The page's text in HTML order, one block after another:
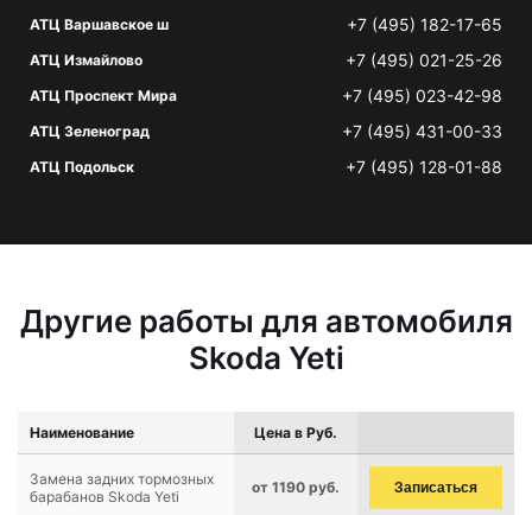
АТЦ Варшавское ш +7 (495) 182-17-65
АТЦ Измайлово +7 (495) 021-25-26
АТЦ Проспект Мира +7 (495) 023-42-98
АТЦ Зеленоград +7 (495) 431-00-33
АТЦ Подольск +7 (495) 128-01-88
Другие работы для автомобиля
Skoda Yeti
Наименование Цена в Руб.
Замена задних тормозных
барабанов Skoda Yeti
от 1190 руб. Записаться